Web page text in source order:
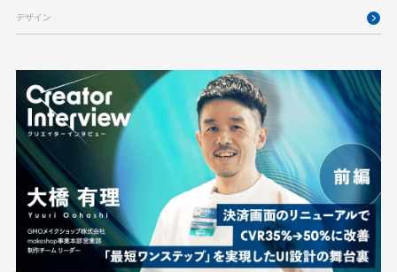
Kaigi on Rails
Perl PHPcon PHPerKaigi
Python RFC RPA Ruby
SECCON Selenium Spectrum Tokyo Meetup
splunk Takumi byGMO Terraform
TypeScript UI/UX vibe VLA VPN
VS Code XSS ZTNA
デザイン